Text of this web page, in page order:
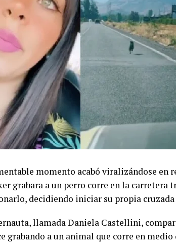
momento acabó viralizándose en
grabara a un perro corre en la carretera
decidiendo iniciar su propia
llamada Daniela Castellini,
grabando a un animal que corre en medio